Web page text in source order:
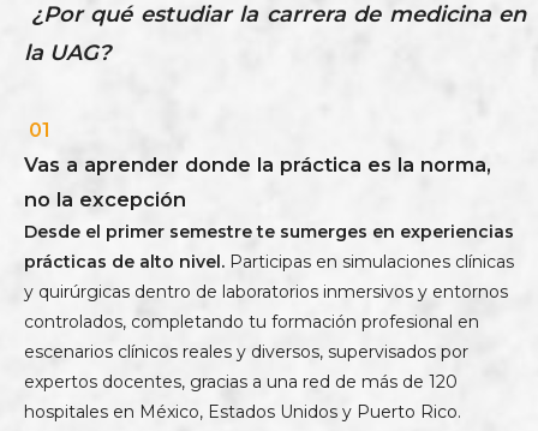
¿Por qué estudiar la carrera de medicina en
la UAG?
01
Vas a aprender donde la práctica es la norma,
no la excepción
Desde el primer semestre te sumerges en experiencias
prácticas de alto nivel. Participas en simulaciones clínicas
y quirúrgicas dentro de laboratorios inmersivos y entornos
controlados, completando tu formación profesional en
escenarios clínicos reales y diversos, supervisados por
expertos docentes, gracias a una red de más de 120
hospitales en México, Estados Unidos y Puerto Rico.